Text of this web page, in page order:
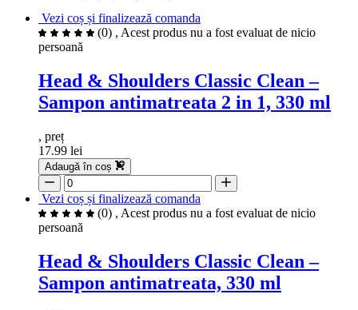
Vezi coș și finalizează comanda
(0) , Acest produs nu a fost evaluat de nicio
persoană
Head & Shoulders Classic Clean –
Sampon antimatreata 2 in 1, 330 ml
, preț
17.99 lei
Adaugă în coș
Vezi coș și finalizează comanda
(0) , Acest produs nu a fost evaluat de nicio
persoană
Head & Shoulders Classic Clean –
Sampon antimatreata, 330 ml